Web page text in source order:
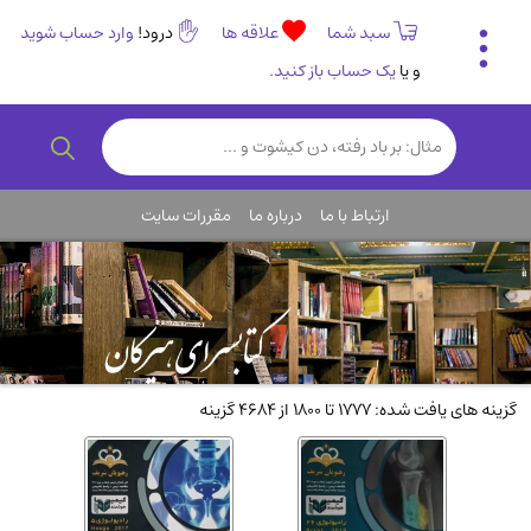
سبد شما علاقه ها درود! وارد حساب شوید
و یایک حساب باز کنید.
تاریخی و فرهنگی
(838)
رمان و داستان ایرانی(307)
روانشناسی(357)
انگلیسی و زبان خارجی(14)
کودکان و نوجوانان(76)
کتب نادر و کمیاب(19)
روانشناسی(112)
طب گیاهی و سنتی(45)
فلسفه و جامعه شناسی(151)
ادبیات و شعر(511)
ارتباط با ما درباره ما مقررات سایت
گزینه های یافت شده: 1777 تا 1800 از 4684 گزینه